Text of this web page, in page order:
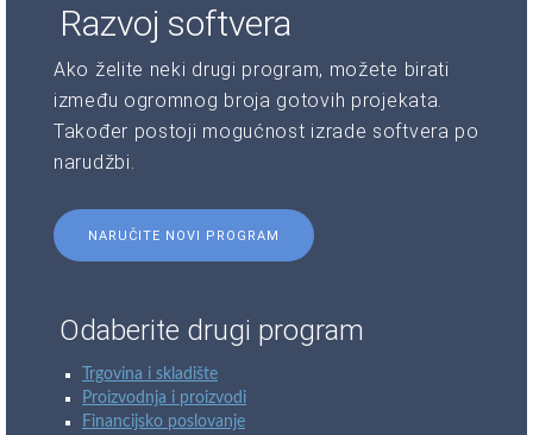
Razvoj softvera
Ako želite neki drugi program, možete birati
između ogromnog broja gotovih projekata.
Također postoji mogućnost izrade softvera po
narudžbi.
NARUČITE NOVI PROGRAM
Odaberite drugi program
Trgovina i skladište
Proizvodnja i proizvodi
Financijsko poslovanje